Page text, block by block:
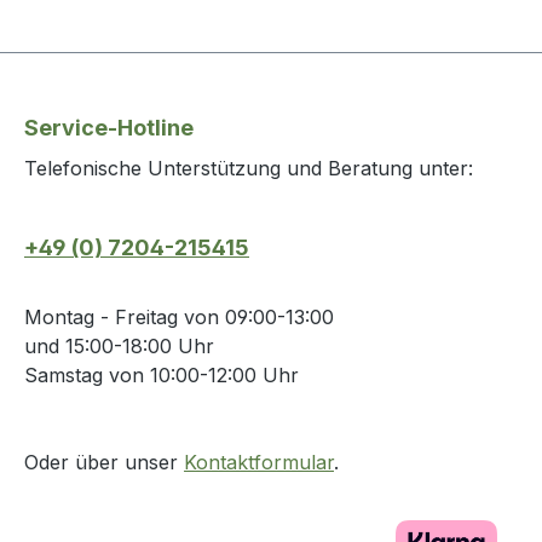
Service-Hotline
Telefonische Unterstützung und Beratung unter:
+49 (0) 7204-215415
Montag - Freitag von 09:00-13:00
und 15:00-18:00 Uhr
Samstag von 10:00-12:00 Uhr
Oder über unser Kontaktformular.